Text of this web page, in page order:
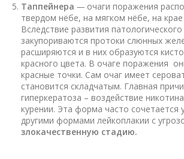
Таппейнера — очаги поражения
твердом нёбе, на мягком нёбе, на
Вследствие развития
закупориваются протоки слюнных
расширяются и в них образуются
красного цвета. В очаге поражения
красные точки. Сам очаг имеет
становится складчатым. Главная
гиперкератоза – воздействие
курении. Эта форма часто сочетается
другими формами лейкоплакии с
злокачественную стадию.